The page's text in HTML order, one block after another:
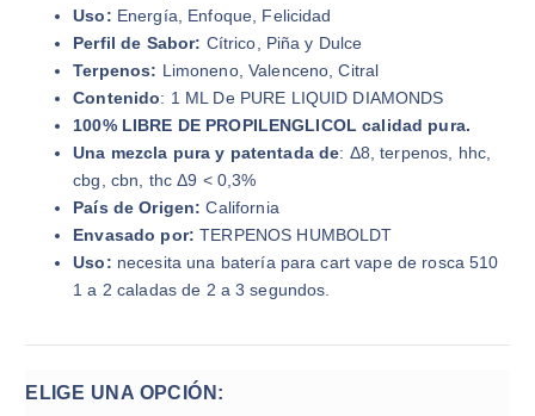
Uso: Energía, Enfoque, Felicidad
Perfil de Sabor: Cítrico, Piña y Dulce
Terpenos: Limoneno, Valenceno, Citral
Contenido: 1 ML De PURE LIQUID DIAMONDS
100% LIBRE DE PROPILENGLICOL calidad pura.
Una mezcla pura y patentada de: Δ8, terpenos, hhc,
cbg, cbn, thc Δ9 < 0,3%
País de Origen: California
Envasado por: TERPENOS HUMBOLDT
Uso: necesita una batería para cart vape de rosca 510
1 a 2 caladas de 2 a 3 segundos.
ELIGE UNA OPCIÓN: